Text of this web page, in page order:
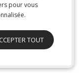
pour vous
TOUT